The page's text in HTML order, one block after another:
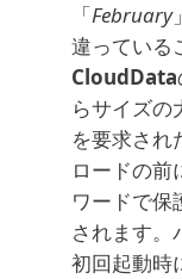
「February
違っている
CloudData
らサイズの
を要求され
ロードの前
ワードで保
されます
初回起動時